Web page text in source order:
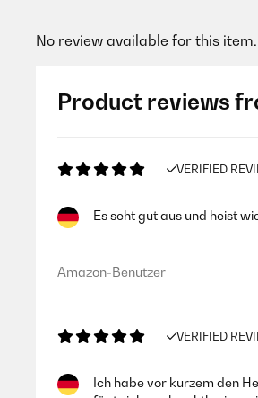
No review available for this item.
Product reviews
VERIFIED
Es seht gut aus und heist
Amazon-Benutzer
VERIFIED
Ich habe vor kurzem den